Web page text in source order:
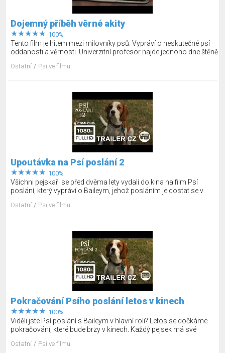
Dojemný příběh věrné akity
100%
Tento film je hitem mezi milovníky psů. Vypráví o neskutečné psí
oddanosti a věrnosti. Univerzitní profesor najde jednoho dne štěně
chodí každý den svému pánovi naproti na nádraží a čeká, až se
Ostatní Psi ve filmu
Upoutávka na Psí poslání 2
100%
Všichni pejskaři se před dvěma lety vydali do kina na film Psí
poslání, který vypráví o Baileym, jehož posláním je dostat se v
se za Baileym vracíme, protože má nové poslání a tím je postarat
Ostatní Psi ve filmu
Pokračování Psího poslání letos v kinech
100%
Viděli jste Psí poslání s Baileym v hlavní roli? Letos se dočkáme
pokračování, které bude brzy v kinech. Každý pejsek má své
Ostatní Psi ve filmu